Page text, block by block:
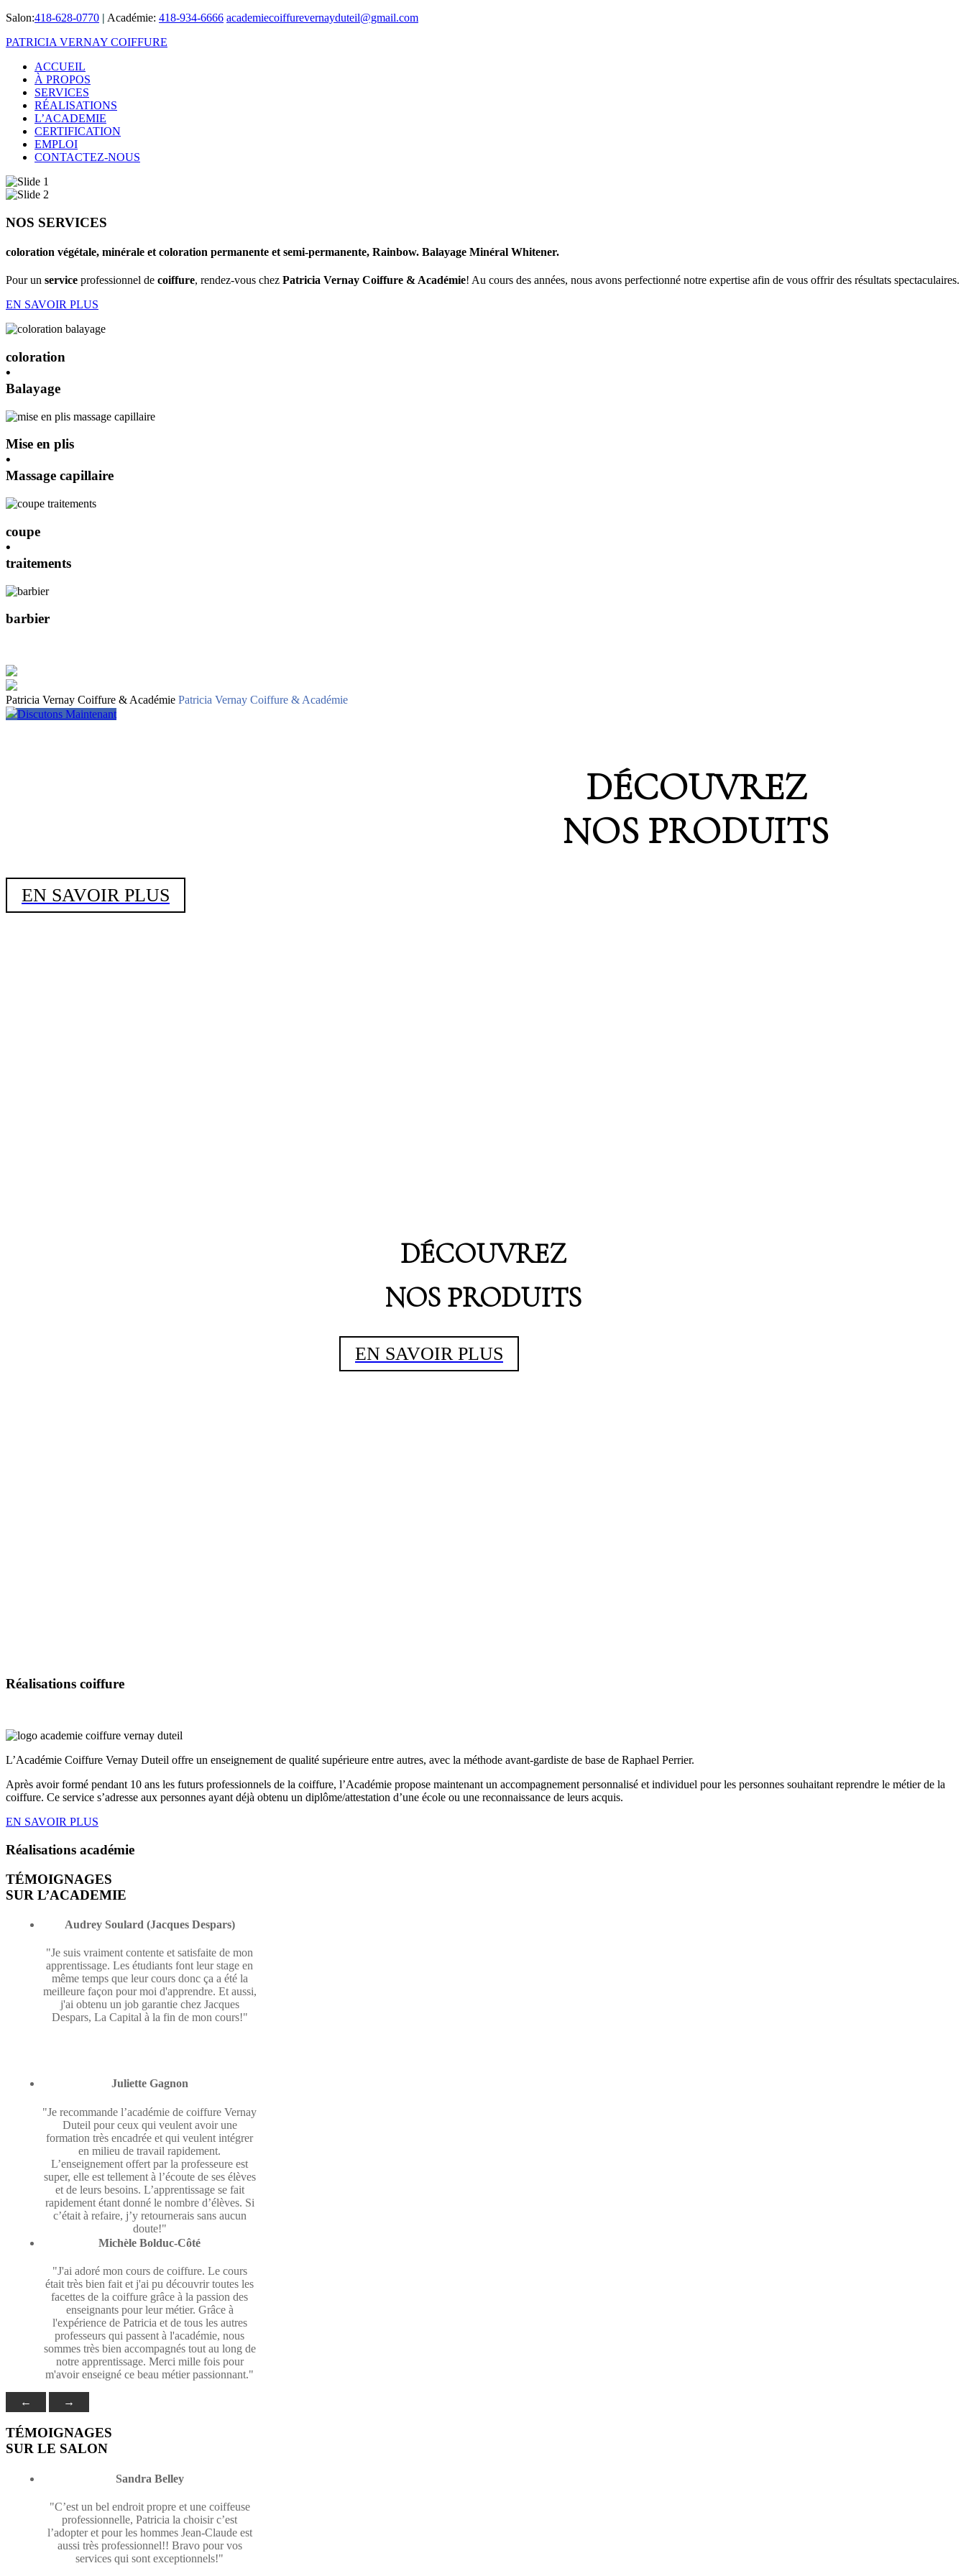
Salon:418-628-0770 | Académie: 418-934-6666 academiecoiffurevernayduteil@gmail.com
PATRICIA VERNAY COIFFURE
ACCUEIL
À PROPOS
SERVICES
RÉALISATIONS
L’ACADEMIE
CERTIFICATION
EMPLOI
CONTACTEZ-NOUS
NOS SERVICES
coloration végétale, minérale et coloration permanente et semi-permanente, Rainbow. Balayage Minéral Whitener.
Pour un service professionnel de coiffure, rendez-vous chez Patricia Vernay Coiffure & Académie! Au cours des années, nous avons perfectionné notre expertise afin de vous offrir des résultats spectaculaires.
EN SAVOIR PLUS
coloration
•
Balayage
Mise en plis
•
Massage capillaire
coupe
•
traitements
barbier
Patricia Vernay Coiffure & Académie Patricia Vernay Coiffure & Académie
Discutons Maintenant
DÉCOUVREZ
NOS PRODUITS
EN SAVOIR PLUS
DÉCOUVREZ
NOS PRODUITS
EN SAVOIR PLUS
Réalisations coiffure
L’Académie Coiffure Vernay Duteil offre un enseignement de qualité supérieure entre autres, avec la méthode avant-gardiste de base de Raphael Perrier.
Après avoir formé pendant 10 ans les futurs professionnels de la coiffure, l’Académie propose maintenant un accompagnement personnalisé et individuel pour les personnes souhaitant reprendre le métier de la
coiffure. Ce service s’adresse aux personnes ayant déjà obtenu un diplôme/attestation d’une école ou une reconnaissance de leurs acquis.
EN SAVOIR PLUS
Réalisations académie
TÉMOIGNAGES
SUR L’ACADEMIE
Audrey Soulard (Jacques Despars)
"Je suis vraiment contente et satisfaite de mon
apprentissage. Les étudiants font leur stage en
même temps que leur cours donc ça a été la
meilleure façon pour moi d'apprendre. Et aussi,
j'ai obtenu un job garantie chez Jacques
Despars, La Capital à la fin de mon cours!"
Juliette Gagnon
"Je recommande l’académie de coiffure Vernay
Duteil pour ceux qui veulent avoir une
formation très encadrée et qui veulent intégrer
en milieu de travail rapidement.
L’enseignement offert par la professeure est
super, elle est tellement à l’écoute de ses élèves
et de leurs besoins. L’apprentissage se fait
rapidement étant donné le nombre d’élèves. Si
c’était à refaire, j’y retournerais sans aucun
doute!"
Michèle Bolduc-Côté
"J'ai adoré mon cours de coiffure. Le cours
était très bien fait et j'ai pu découvrir toutes les
facettes de la coiffure grâce à la passion des
enseignants pour leur métier. Grâce à
l'expérience de Patricia et de tous les autres
professeurs qui passent à l'académie, nous
sommes très bien accompagnés tout au long de
notre apprentissage. Merci mille fois pour
m'avoir enseigné ce beau métier passionnant."
← →
TÉMOIGNAGES
SUR LE SALON
Sandra Belley
"C’est un bel endroit propre et une coiffeuse
professionnelle, Patricia la choisir c’est
l’adopter et pour les hommes Jean-Claude est
aussi très professionnel!! Bravo pour vos
services qui sont exceptionnels!"